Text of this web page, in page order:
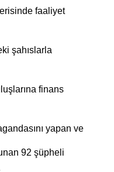
faaliyet
şahıslarla
finans
yapan ve
92 şüpheli